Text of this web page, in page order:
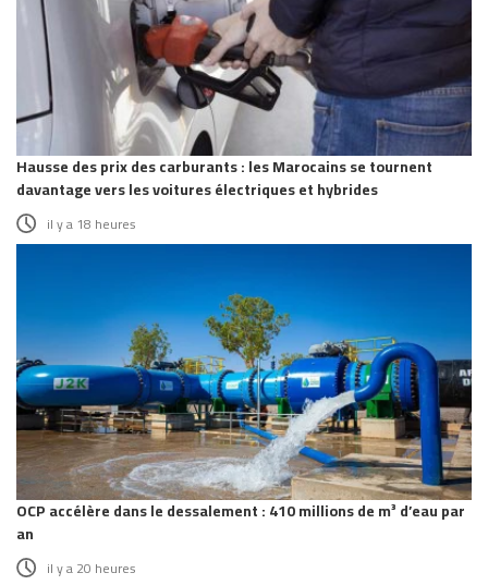
Hausse des prix des carburants : les Marocains se tournent
davantage vers les voitures électriques et hybrides
il y a 18 heures
OCP accélère dans le dessalement : 410 millions de m³ d’eau par
an
il y a 20 heures